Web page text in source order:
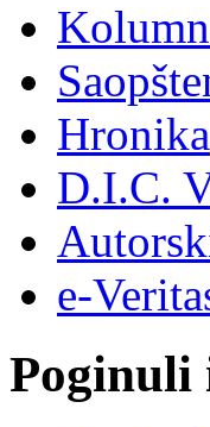
Hronika
D.I.C.
e-
Poginuli